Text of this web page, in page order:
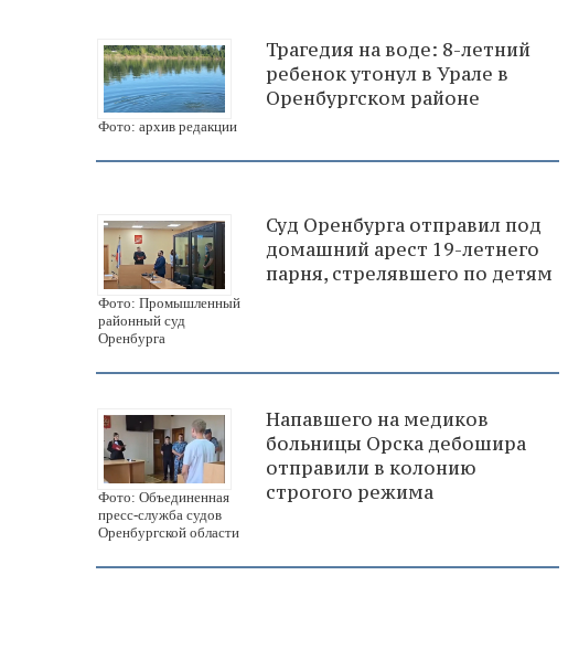
Фото: архив редакции
Трагедия на воде: 8-летний
ребенок утонул в Урале в
Оренбургском районе
Фото: Промышленный
районный суд
Оренбурга
Суд Оренбурга отправил под
домашний арест 19-летнего
парня, стрелявшего по детям
Фото: Объединенная
пресс-служба судов
Оренбургской области
Напавшего на медиков
больницы Орска дебошира
отправили в колонию
строгого режима